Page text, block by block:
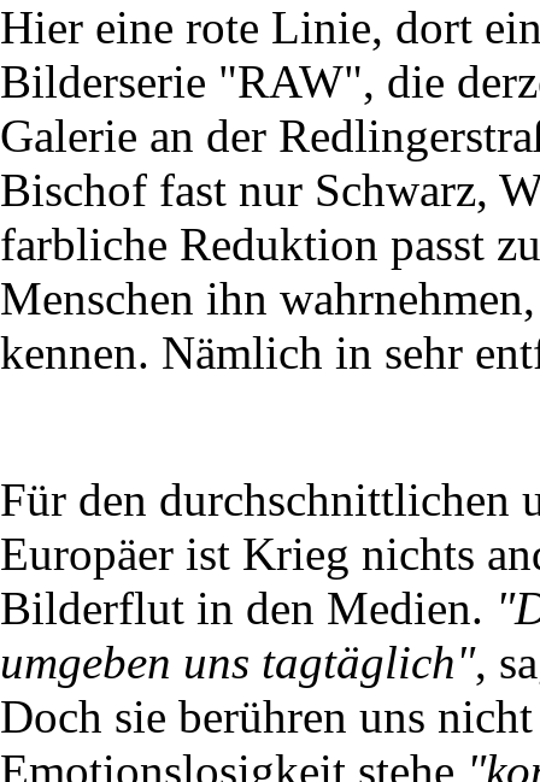
Hier eine rote Linie, dort
Bilderserie "RAW", die
Galerie an der
Bischof fast nur Schwarz,
farbliche Reduktion passt
Menschen ihn
kennen. Nämlich in sehr
Für den durchschnittlichen
Europäer ist Krieg nichts
Bilderflut in den Medien.
umgeben uns tagtäglich",
Doch sie berühren uns
Emotionslosigkeit stehe